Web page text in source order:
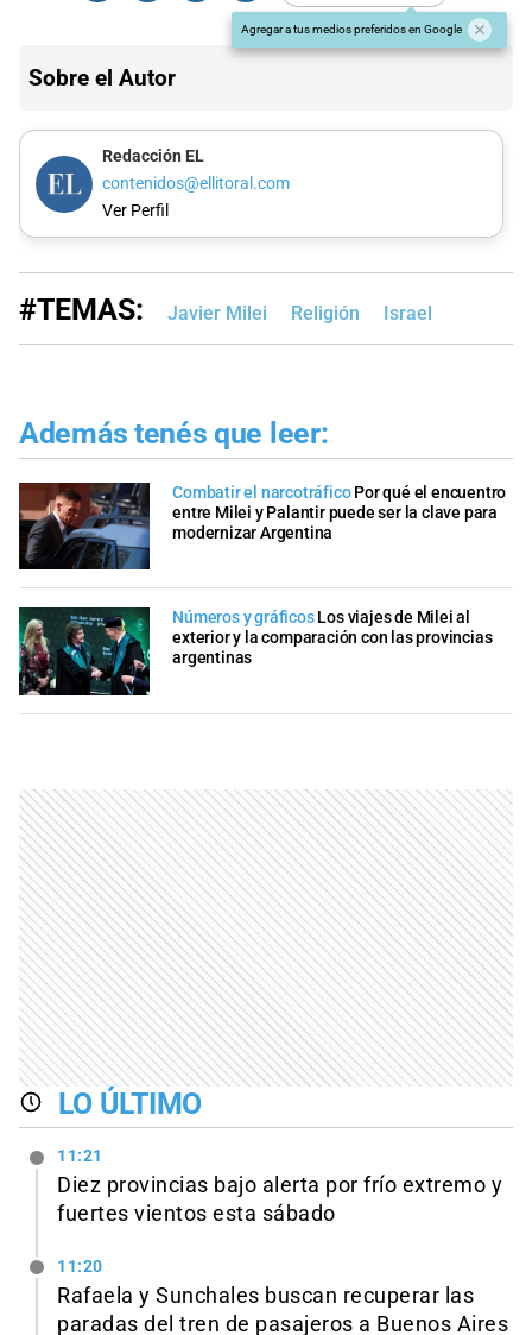
Agregar a tus medios preferidos en Google
Sobre el Autor
Redacción EL
contenidos@ellitoral.com
Ver Perfil
#TEMAS: Javier Milei Religión Israel
Además tenés que leer:
Combatir el narcotráfico Por qué el encuentro
entre Milei y Palantir puede ser la clave para
modernizar Argentina
Números y gráficos Los viajes de Milei al
exterior y la comparación con las provincias
argentinas
LO ÚLTIMO
11:21
Diez provincias bajo alerta por frío extremo y
fuertes vientos esta sábado
11:20
Rafaela y Sunchales buscan recuperar las
paradas del tren de pasajeros a Buenos Aires